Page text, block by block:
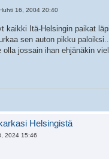
16, 2004 20:40
kaikki Itä-Helsingin paikat
sen auton pikku
olla jossain ihan ehjänäkin
Helsingistä
2024 15:46